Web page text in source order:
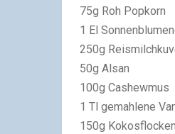
75g Roh Popkorn
1 El
250g
50g Alsan
100g Cashewmus
1 Tl gemahlene
150g Kokosflocken